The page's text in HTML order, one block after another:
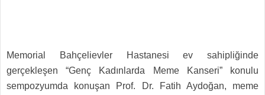
Memorial Bahçelievler Hastanesi ev sahipliğinde
gerçekleşen “Genç Kadınlarda Meme Kanseri” konulu
sempozyumda konuşan Prof. Dr. Fatih Aydoğan, meme